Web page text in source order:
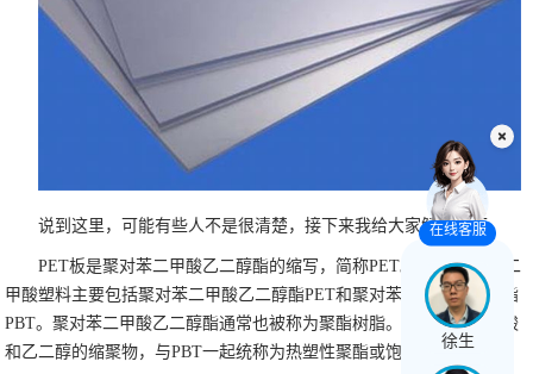
说到这里，可能有些人不是很清楚，接下来我给大家解释一下。
PET板是聚对苯二甲酸乙二醇酯的缩写，简称PET。含义:聚对苯二
甲酸塑料主要包括聚对苯二甲酸乙二醇酯PET和聚对苯二甲酸丁二醇酯
PBT。聚对苯二甲酸乙二醇酯通常也被称为聚酯树脂。它是对苯二甲酸
和乙二醇的缩聚物，与PBT一起统称为热塑性聚酯或饱和聚酯。
在线客服
徐生